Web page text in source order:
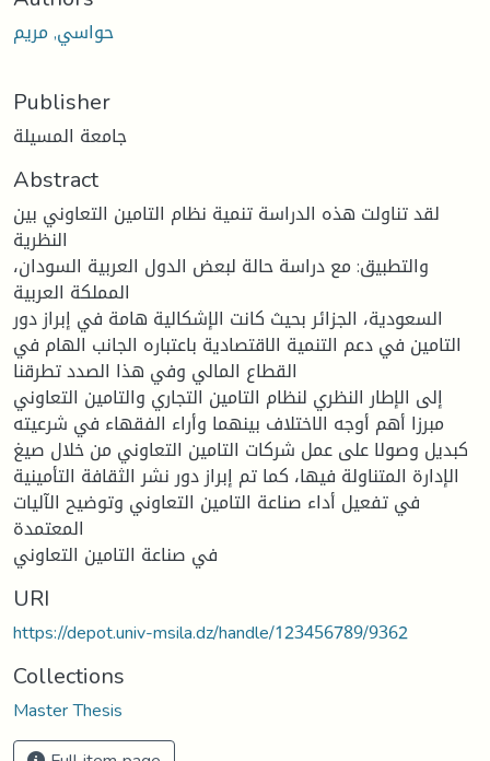
حواسي, مريم
Publisher
جامعة المسيلة
Abstract
لقد تناولت هذه الدراسة تنمية نظام التامين التعاوني بين
النظرية
والتطبيق: مع دراسة حالة لبعض الدول العربية السودان،
المملكة العربية
السعودية، الجزائر بحيث كانت الإشكالية هامة في إبراز دور
التامين في دعم التنمية الاقتصادية باعتباره الجانب الهام في
القطاع المالي وفي هذا الصدد تطرقنا
إلى الإطار النظري لنظام التامين التجاري والتامين التعاوني
مبرزا أهم أوجه الاختلاف بينهما وأراء الفقهاء في شرعيته
كبديل وصولا على عمل شركات التامين التعاوني من خلال صيغ
الإدارة المتناولة فيها، كما تم إبراز دور نشر الثقافة التأمينية
في تفعيل أداء صناعة التامين التعاوني وتوضيح الآليات
المعتمدة
في صناعة التامين التعاوني
URI
https://depot.univ-msila.dz/handle/123456789/9362
Collections
Master Thesis